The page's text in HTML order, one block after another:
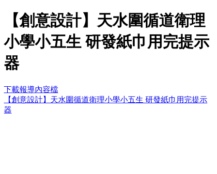
【創意設計】天水圍循道衛理
小學小五生 研發紙巾用完提示
器
下載報導內容檔
【創意設計】天水圍循道衛理小學小五生 研發紙巾用完提示
器